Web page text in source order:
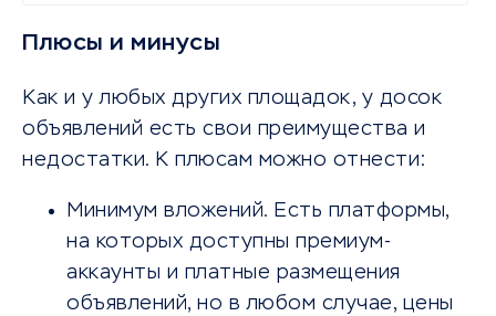
Плюсы и минусы
Как и у любых других площадок, у досок
объявлений есть свои преимущества и
недостатки. К плюсам можно отнести:
Минимум вложений. Есть платформы,
на которых доступны премиум-
аккаунты и платные размещения
объявлений, но в любом случае, цены